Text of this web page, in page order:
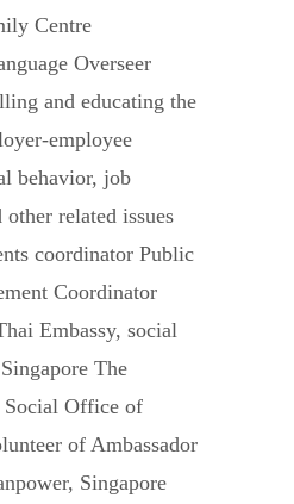
Centre
Overseer
and educating the
employee
behavior, job
related issues
coordinator Public
Coordinator
Embassy, social
The
Office of
of Ambassador
Singapore